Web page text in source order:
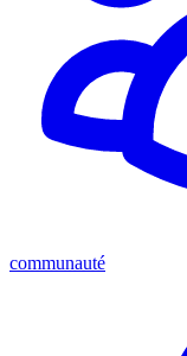
communauté